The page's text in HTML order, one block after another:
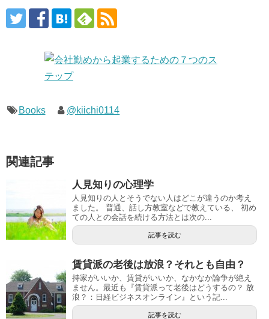
Books @kiichi0114
関連記事
人見知りの心理学
人見知りの人とそうでない人はどこが違うのか考え
ました。 普通、話し方教室などで教えている、 初め
ての人との会話を続ける方法とは次の...
記事を読む
賃貸派の老後は放浪？それとも自由？
持家がいいか、賃貸がいいか、なかなか論争が絶え
ません。最近も『賃貸派って老後はどうするの？ 放
浪？：日経ビジネスオンライン』という記...
記事を読む